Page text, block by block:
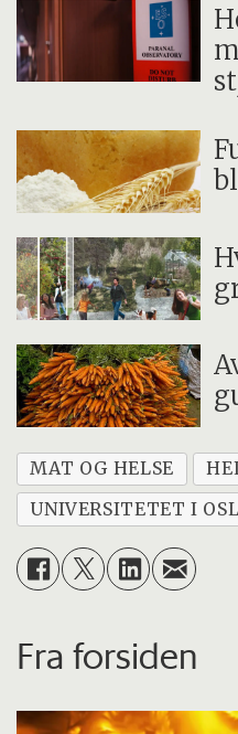
MAT OG HELSE
UNIVERSITETET I
Fra forsiden